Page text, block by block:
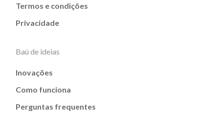
Termos e condições
Privacidade
Baú de ideias
Inovações
Como funciona
Perguntas frequentes